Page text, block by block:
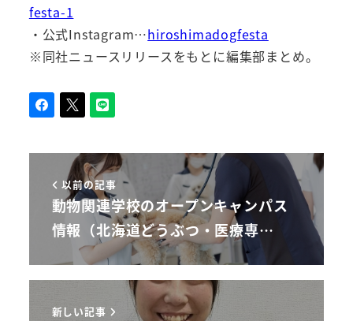
festa-1
・公式Instagram…hiroshimadogfesta
※同社ニュースリリースをもとに編集部まとめ。
以前の記事
動物関連学校のオープンキャンパス
情報（北海道どうぶつ・医療専…
新しい記事